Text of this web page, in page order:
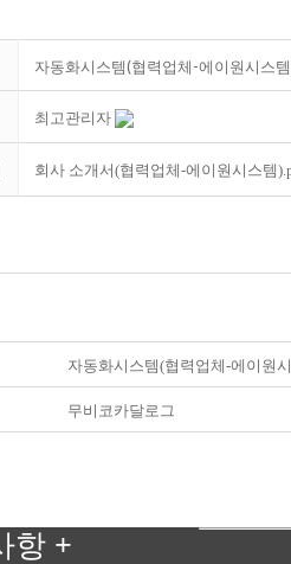
자동화시스템(협력업체-에이원시스
최고관리자
회사 소개서(협력업체-에이원시스템
자동화시스템(협력업체-에이원
무비코카달로그
항 +